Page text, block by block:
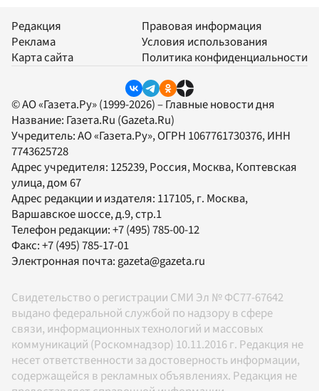
Редакция
Реклама
Карта сайта
Правовая информация
Условия использования
Политика конфиденциальности
© АО «Газета.Ру» (1999-2026) – Главные новости дня
Название: Газета.Ru (Gazeta.Ru)
Учредитель:АО «Газета.Ру», ОГРН 1067761730376, ИНН
7743625728
Адрес учредителя: 125239, Россия, Москва, Коптевская
улица, дом 67
Адрес редакции и издателя: 117105, г. Москва,
Варшавское шоссе, д.9, стр.1
Телефон редакции:+7 (495) 785-00-12
Факс:+7 (495) 785-17-01
Электронная почта:gazeta@gazeta.ru
Свидетельство о регистрации СМИ Эл № ФС77-67642
выдано федеральной службой по надзору в сфере
связи, информационных технологий и массовых
коммуникаций (Роскомнадзор) 10.11.2016 г. Редакция не
несет ответственности за достоверность информации,
содержащейся в рекламных объявлениях. Редакция не